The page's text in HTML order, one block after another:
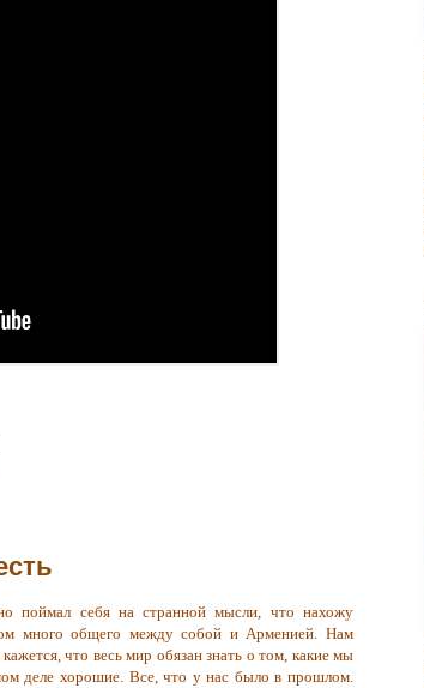
поймал себя на странной мысли, что нахожу
много общего между собой и Арменией. Нам
что весь мир обязан знать о том, какие мы
деле хорошие. Все, что у нас было в прошлом.